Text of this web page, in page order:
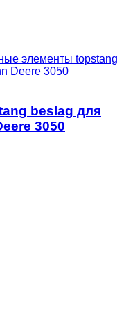
элементы topstang
Deere 3050
beslag для
3050